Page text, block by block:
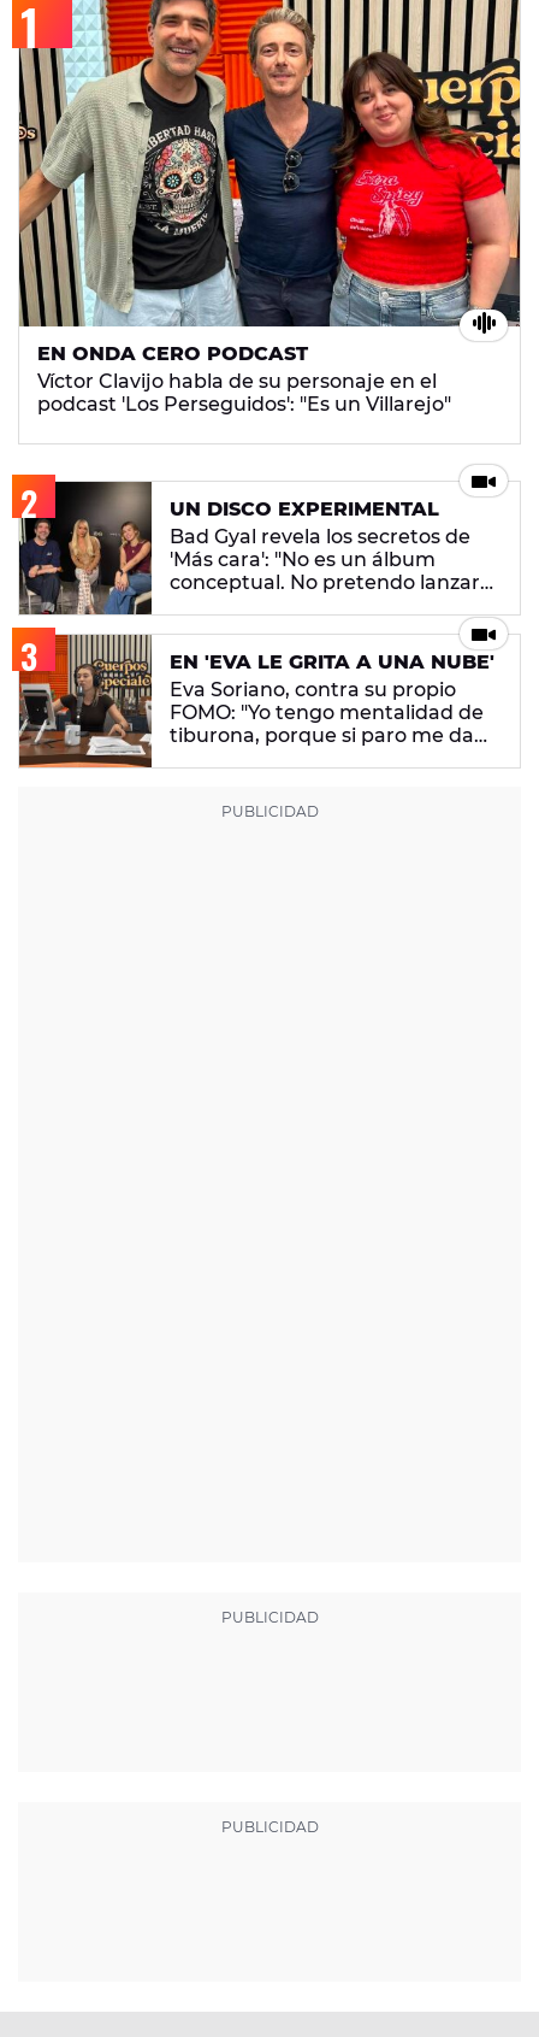
EN ONDA CERO PODCAST
Víctor Clavijo habla de su personaje en el
podcast 'Los Perseguidos': "Es un Villarejo"
UN DISCO EXPERIMENTAL
Bad Gyal revela los secretos de
'Más cara': "No es un álbum
conceptual. No pretendo lanzar
EN 'EVA LE GRITA A UNA NUBE'
Eva Soriano, contra su propio
FOMO: "Yo tengo mentalidad de
tiburona, porque si paro me da